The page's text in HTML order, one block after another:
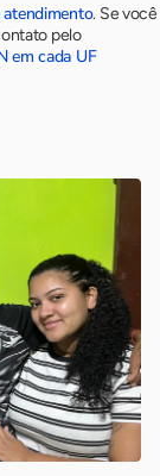
atendimento. Se você
pelo
em cada UF